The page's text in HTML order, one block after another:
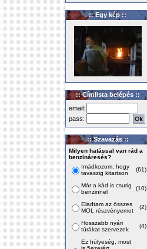
:: Egy kép ::
:: Címlista belépés ::
email:
pass:
:: Szavazás ::
Milyen hatással van rád a
benzináresés?
Imádkozom, hogy
tavaszig kitartson
(61)
Már a kád is csurig
benzinnel
(10)
Eladtam az összes
MOL részvényemet
(2)
Hosszabb nyári
túrákat szervezek
(4)
Ez hülyeség, most